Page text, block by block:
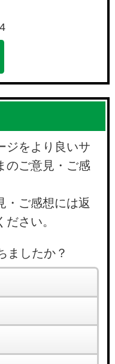
ジをより良いサ
のご意見・ご感
・ご感想には返
さい。
ましたか？